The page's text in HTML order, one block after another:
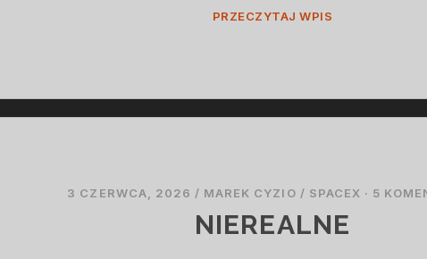
PRZECZYTAJ WPIS
3 CZERWCA, 2026 / MAREK CYZIO / SPACEX · 5
NIEREALNE